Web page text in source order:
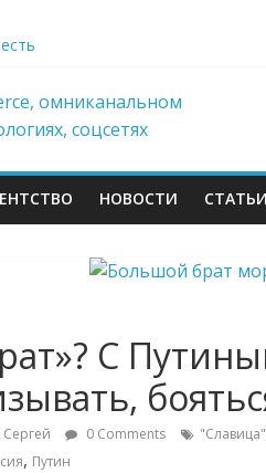
логистику со своих
— Wildberries купил бывший
склад Wildberries в
НОВОСТИ СТАТЬИ
С
0 Comments "Славица"
, Путин